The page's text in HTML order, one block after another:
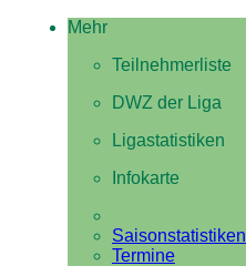
Mehr
Teilnehmerliste
DWZ der Liga
Ligastatistiken
Infokarte
Saisonstatistiken
Termine